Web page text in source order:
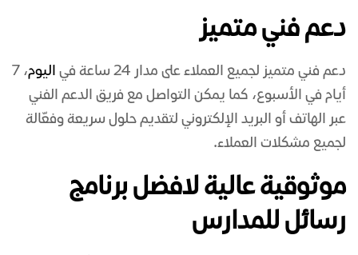
دعم فني متميز
دعم فني متميز لجميع العملاء على مدار 24 ساعة في اليوم ، 7
أيام في الأسبوع، كما يمكن التواصل مع فريق الدعم الفني
عبر الهاتف أو البريد الإلكتروني لتقديم حلول سريعة وفعّالة
لجميع مشكلات العملاء.
موثوقية عالية لافضل برنامج
رسائل للمدارس